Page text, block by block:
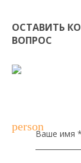
ОСТАВИТЬ
ВОПРОС
person
Ваше имя *